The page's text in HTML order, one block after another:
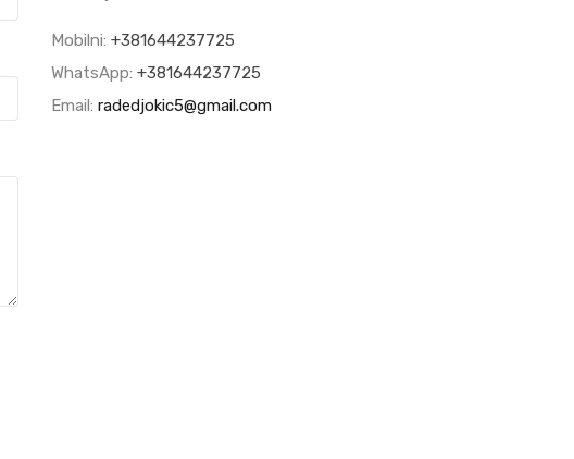
Mobilni: +381644237725
WhatsApp: +381644237725
Email: radedjokic5@gmail.com